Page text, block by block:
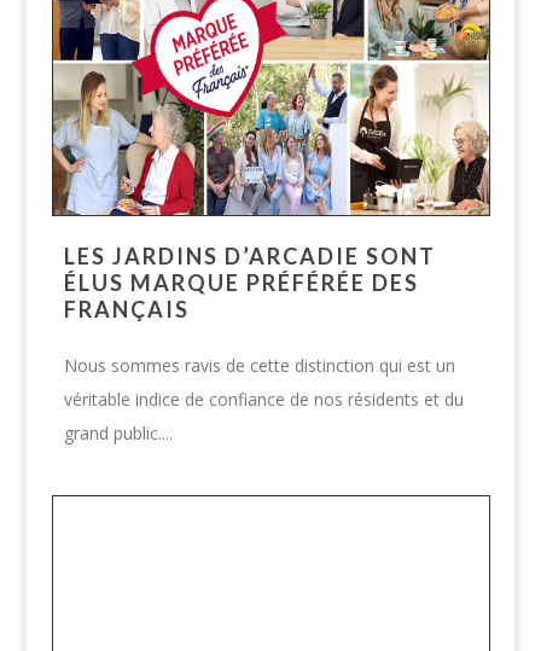
LES JARDINS D’ARCADIE SONT
ÉLUS MARQUE PRÉFÉRÉE DES
FRANÇAIS
Nous sommes ravis de cette distinction qui est un
véritable indice de confiance de nos résidents et du
grand public....